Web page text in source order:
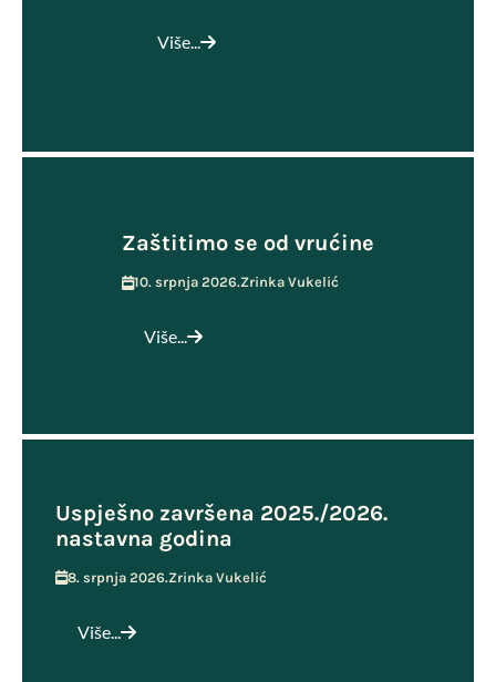
Više...
Zaštitimo se od vrućine
10. srpnja 2026.Zrinka Vukelić
Više...
Uspješno završena 2025./2026.
nastavna godina
8. srpnja 2026.Zrinka Vukelić
Više...